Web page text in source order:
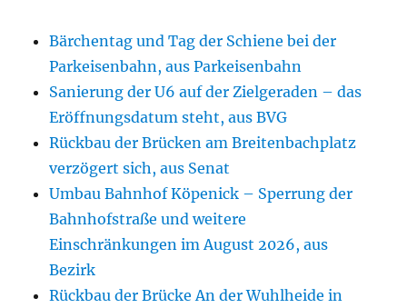
Bärchentag und Tag der Schiene bei der
Parkeisenbahn, aus Parkeisenbahn
Sanierung der U6 auf der Zielgeraden – das
Eröffnungsdatum steht, aus BVG
Rückbau der Brücken am Breitenbachplatz
verzögert sich, aus Senat
Umbau Bahnhof Köpenick – Sperrung der
Bahnhofstraße und weitere
Einschränkungen im August 2026, aus
Bezirk
Rückbau der Brücke An der Wuhlheide in